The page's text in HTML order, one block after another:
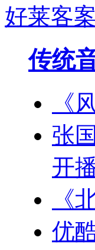
好莱客
传统
《
张
开
《
优